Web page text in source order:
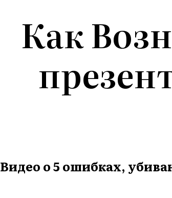
Как
Видео о 5 ошибках,